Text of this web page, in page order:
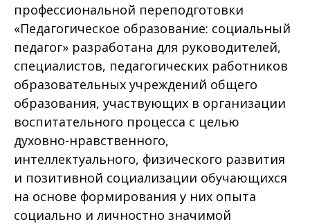
профессиональной переподготовки
«Педагогическое образование: социальный
педагог» разработана для руководителей,
специалистов, педагогических работников
образовательных учреждений общего
образования, участвующих в организации
воспитательного процесса с целью
духовно-нравственного,
интеллектуального, физического развития
и позитивной социализации обучающихся
на основе формирования у них опыта
социально и личностно значимой